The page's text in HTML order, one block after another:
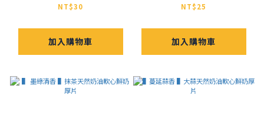
NT$30
加入購物車
NT$25
加入購物車